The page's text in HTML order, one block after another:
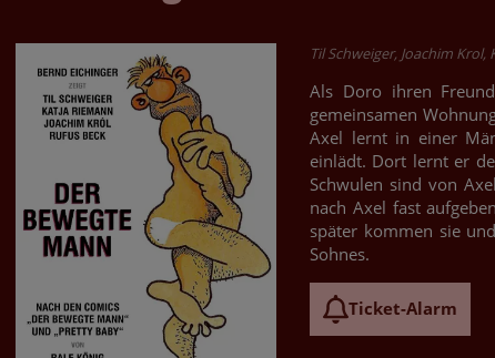
Til Schweiger, Joachim
Als Doro ihren
gemeinsamen
Axel lernt in einer
einlädt. Dort lernt er
Schwulen sind von
nach Axel fast
später kommen sie
Sohnes.
Ticket-Alarm